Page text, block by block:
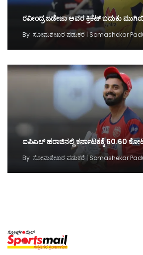
ರವೀಂದ್ರ ಜಡೇಜಾ ಅವರ ಕ್ರಿಕೆಟ್‌ ಬದುಕು
By ಸೋಮಶೇಖರ ಪಡುಕರೆ | Somashekar
ಐಪಿಎಲ್‌ ಹರಾಜಿನಲ್ಲಿ ಕರ್ನಾಟಕಕ್ಕೆ 60.60
By ಸೋಮಶೇಖರ ಪಡುಕರೆ | Somashekar